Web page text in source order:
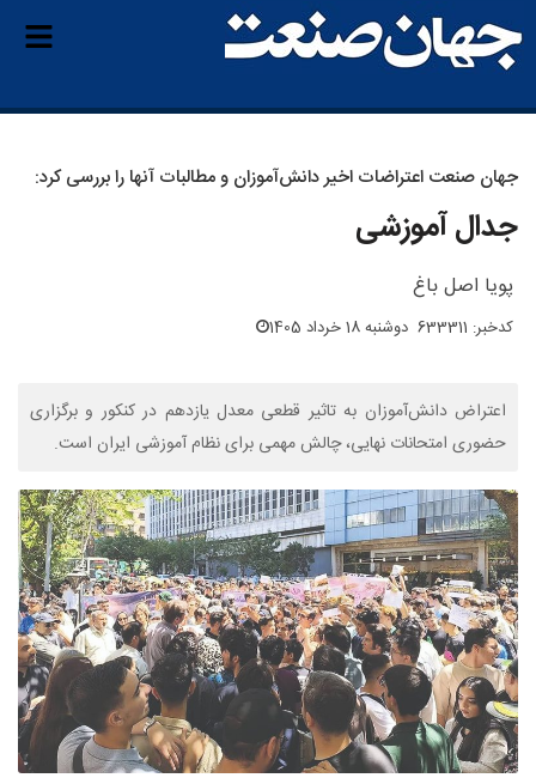
جهان صنعت اعتراضات اخیر دانش‌آموزان و مطالبات آنها را بررسی کرد:
جدال آموزشی
پویا اصل باغ
کدخبر: 633311 دوشنبه 18 خرداد 1405
اعتراض دانش‌آموزان به تاثیر قطعی معدل یازدهم در کنکور و برگزاری
حضوری امتحانات نهایی، چالش مهمی برای نظام آموزشی ایران است.